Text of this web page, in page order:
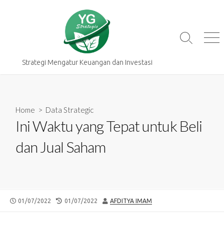
Strategi Mengatur Keuangan dan Investasi
Search
Home > Data Strategic
Ini Waktu yang Tepat untuk Beli
dan Jual Saham
PUBLISHED
01/07/2022
LAST
01/07/2022 AUTHOR
AFDITYA IMAM